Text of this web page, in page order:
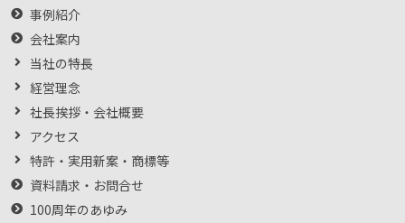
事例紹介
会社案内
当社の特長
経営理念
社長挨拶・会社概要
アクセス
特許・実用新案・商標等
資料請求・お問合せ
100周年のあゆみ